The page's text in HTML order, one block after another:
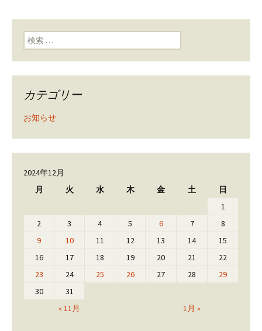
検索:
カテゴリー
お知らせ
2024年12月
月
火 水 木 金 土 日
« 11月 1月 »
1
2
3 4 5 6 7
8
9
10 11 12 13 14
15
16
17 18 19 20 21
22
23
24 25 26 27 28
29
30
31